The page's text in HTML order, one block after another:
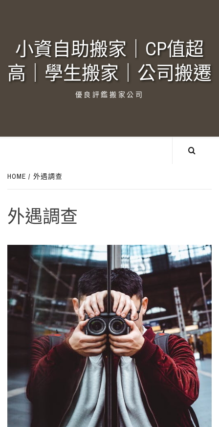
小資自助搬家｜CP值超
高｜學生搬家｜公司搬遷‎
優良評鑑搬家公司
HOME 外遇調查
外遇調查